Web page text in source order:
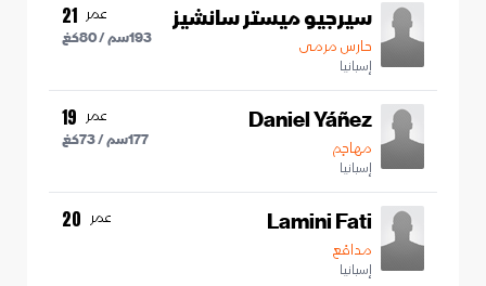
سيرجيو ميستر سانشيز
حارس مرمى
إسبانيا
عمر 21
193سم /80كغ
Daniel Yáñez
مهاجم
إسبانيا
عمر 19
177سم /73كغ
Lamini Fati
مدافع
إسبانيا
عمر 20